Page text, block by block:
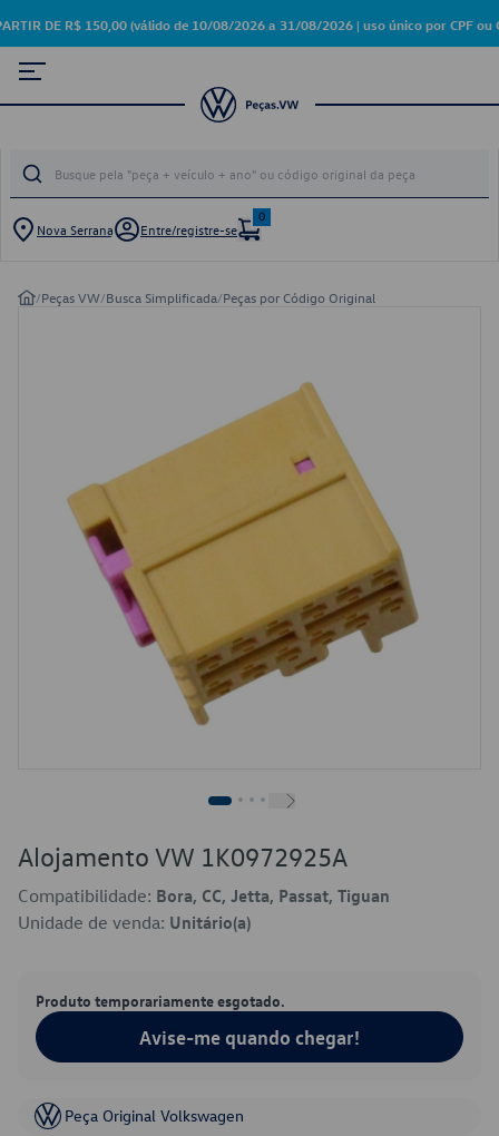
DE R$ 150,00 (válido de 10/08/2026 a 31/08/2026 | uso único por CPF ou
Nova Serrana Entre/registre-se
0
/Peças VW/Busca Simplificada/Peças por Código Original
Alojamento VW 1K0972925A
Compatibilidade: Bora, CC, Jetta, Passat, Tiguan
Unidade de venda: Unitário(a)
Produto temporariamente esgotado.
Avise-me quando chegar!
Peça Original Volkswagen